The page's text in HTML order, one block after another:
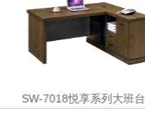
SW-7018悦享系列大班台